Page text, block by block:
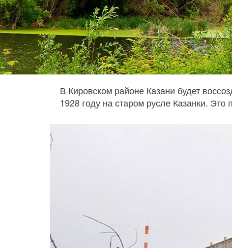
В Кировском районе Казани будет
1928 году на старом русле Казанки.